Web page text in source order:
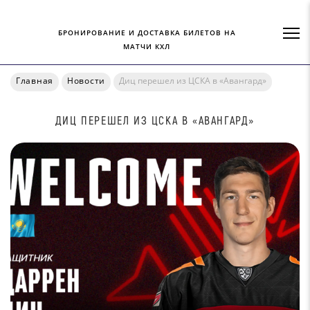
БРОНИРОВАНИЕ И ДОСТАВКА БИЛЕТОВ НА
МАТЧИ КХЛ
Главная Новости Диц перешел из ЦСКА в «Авангард»
ДИЦ ПЕРЕШЕЛ ИЗ ЦСКА В «АВАНГАРД»